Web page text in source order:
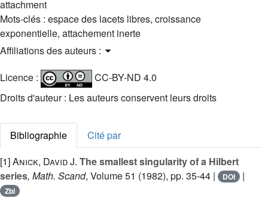
attachment
Mots-clés : espace des lacets libres, croissance
exponentielle, attachement inerte
Affiliations des auteurs :
Licence :
CC-BY-ND 4.0
Droits d'auteur : Les auteurs conservent leurs droits
Bibliographie
Cité par
[1]Anick, David J. The smallest singularity of a Hilbert
series, Math. Scand, Volume 51 (1982), pp. 35-44 | DOI |
Zbl